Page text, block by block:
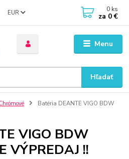
Menu
EUR
Hľadať
0 ks
za 0 €
Batéria DEANTE VIGO BDW
VIGO BDW
VÝPREDAJ !!